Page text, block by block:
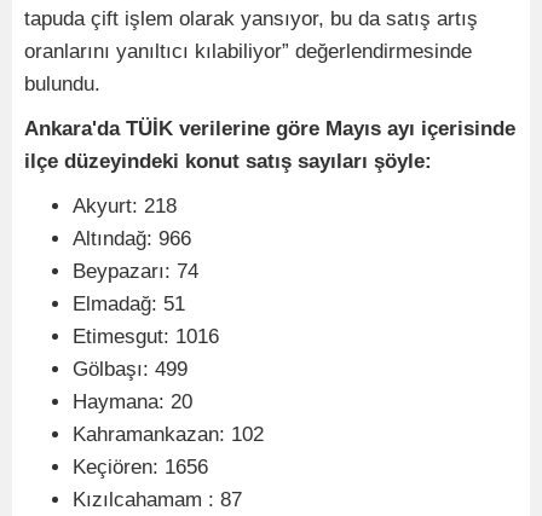
tapuda çift işlem olarak yansıyor, bu da satış artış
oranlarını yanıltıcı kılabiliyor” değerlendirmesinde
bulundu.
Ankara'da TÜİK verilerine göre Mayıs ayı içerisinde
ilçe düzeyindeki konut satış sayıları şöyle:
Akyurt: 218
Altındağ: 966
Beypazarı: 74
Elmadağ: 51
Etimesgut: 1016
Gölbaşı: 499
Haymana: 20
Kahramankazan: 102
Keçiören: 1656
Kızılcahamam : 87